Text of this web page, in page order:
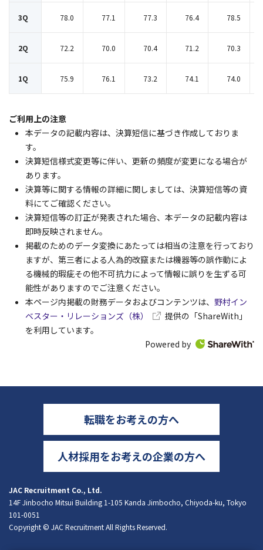
3Q 78.0 77.1 77.3 76.4 78.5
2Q 72.2 70.0 70.4 71.2 70.3
1Q 75.9 76.1 73.2 74.1 74.0
ご利用上の注意
本データの記載内容は、決算短信に基づき作成しておりま
す。
決算短信様式変更等に伴い、更新の頻度が変更になる場合が
あります。
決算等に関する情報の詳細に関しましては、決算短信等の資
料にてご確認ください。
決算短信等の訂正が発表された場合、本データの記載内容は
即時反映されません。
掲載のためのデータ変換にあたっては相当の注意を行っており
ますが、第三者による人為的改竄または機器等の誤作動によ
る機械的瑕疵その他不可抗力によって情報に誤りを生ずる可
能性がありますのでご注意ください。
本ページ内掲載の財務データおよびコンテンツは、 野村イン
ベスター・リレーションズ（株）
提供の「ShareWith」
を利用しています。
Powered by
転職をお考えの方へ
人材採用をお考えの企業の方へ
JAC Recruitment Co., Ltd.
14F Jinbocho Mitsui Building 1-105 Kanda Jimbocho, Chiyoda-ku, Tokyo
101-0051
Copyright © JAC Recruitment All Rights Reserved.